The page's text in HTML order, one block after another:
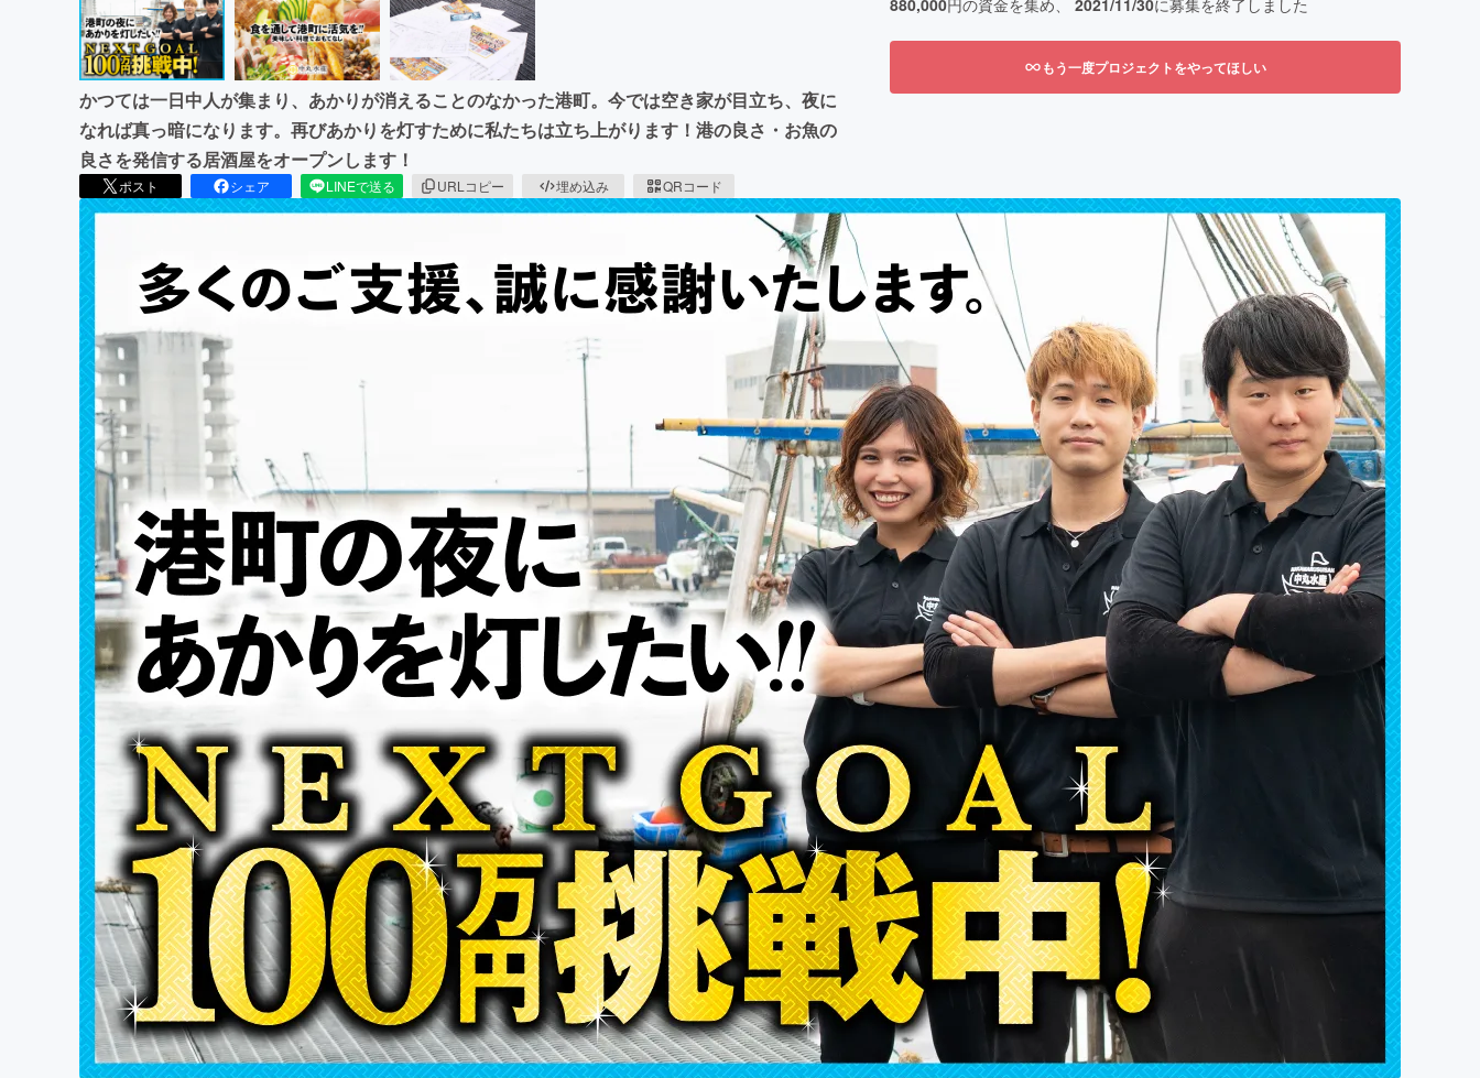
かつては一日中人が集まり、あかりが消えることのなかった港町。今では空き家が目立ち、夜に
なれば真っ暗になります。再びあかりを灯すために私たちは立ち上がります！港の良さ・お魚の
良さを発信する居酒屋をオープンします！
ポスト シェア LINEで送る URLコピー 埋め込み QRコード
880,000円の資金を集め、 2021/11/30に募集を終了しました
もう一度プロジェクトをやってほしい